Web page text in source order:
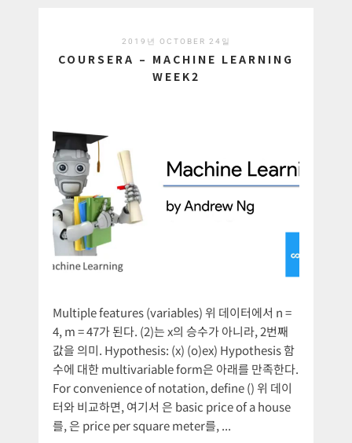
2019년 OCTOBER 24일
COURSERA – MACHINE LEARNING
WEEK2
Multiple features (variables) 위 데이터에서 n =
4, m = 47가 된다. (2)는 x의 승수가 아니라, 2번째
값을 의미. Hypothesis: (x) (o)ex) Hypothesis 함
수에 대한 multivariable form은 아래를 만족한다.
For convenience of notation, define () 위 데이
터와 비교하면, 여기서 은 basic price of a house
를, 은 price per square meter를, ...